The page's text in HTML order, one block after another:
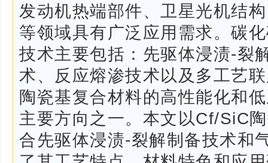
发动机热端部件、卫星光机结
等领域具有广泛应用需求。碳
技术主要包括：先驱体浸渍-裂
术、反应熔渗技术以及多工艺
陶瓷基复合材料的高性能化和
主要方向之一。本文以Cf/SiC
合先驱体浸渍-裂解制备技术和